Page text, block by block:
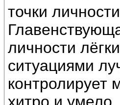
точки
личности
ситуациями
контролирует